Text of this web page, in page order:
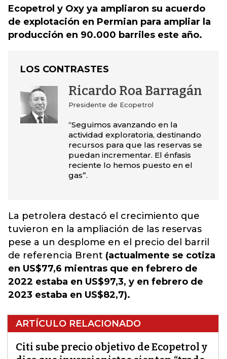
Ecopetrol y Oxy ya ampliaron su acuerdo
de explotación en Permian para ampliar la
producción en 90.000 barriles este año.
LOS CONTRASTES
Ricardo Roa Barragán
Presidente de Ecopetrol
“Seguimos avanzando en la
actividad exploratoria, destinando
recursos para que las reservas se
puedan incrementar. El énfasis
reciente lo hemos puesto en el
gas”.
La petrolera destacó el crecimiento que
tuvieron en la ampliación de las reservas
pese a un desplome en el precio del barril
de referencia Brent (actualmente se cotiza
en US$77,6 mientras que en febrero de
2022 estaba en US$97,3, y en febrero de
2023 estaba en US$82,7).
ARTÍCULO RELACIONADO
Citi sube precio objetivo de Ecopetrol y